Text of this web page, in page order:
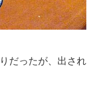
だったが、出され